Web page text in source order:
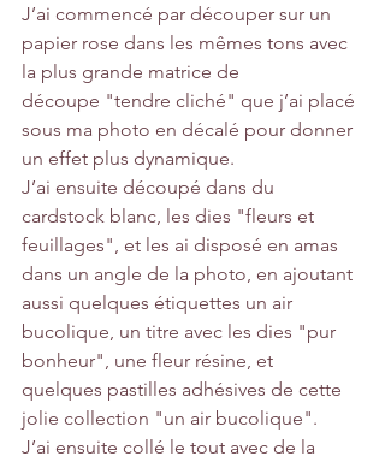
J’ai commencé par découper sur un
papier rose dans les mêmes tons avec
la plus grande matrice de
découpe "tendre cliché" que j’ai placé
sous ma photo en décalé pour donner
un effet plus dynamique.
J’ai ensuite découpé dans du
cardstock blanc, les dies "fleurs et
feuillages", et les ai disposé en amas
dans un angle de la photo, en ajoutant
aussi quelques étiquettes un air
bucolique, un titre avec les dies "pur
bonheur", une fleur résine, et
quelques pastilles adhésives de cette
jolie collection "un air bucolique".
J’ai ensuite collé le tout avec de la